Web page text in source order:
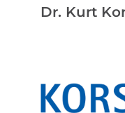
Dr. Kurt